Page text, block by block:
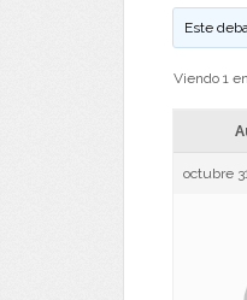
Este
Viendo 1
octubre